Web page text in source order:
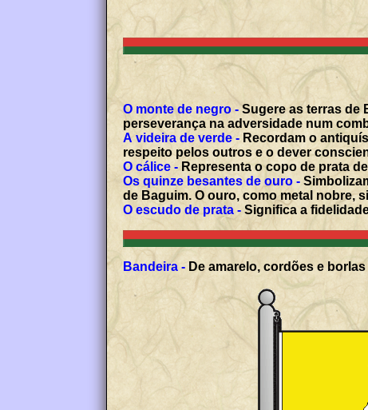
O monte de negro -Sugere as terras de
perseverança na adversidade num
A videira de verde -Recordam o
respeito pelos outros e o dever
O cálice - Representa o copo de prata
Os quinze besantes de ouro -
de Baguim. O ouro, como metal nobre,
O escudo de prata - Significa a
Bandeira - De amarelo, cordões e